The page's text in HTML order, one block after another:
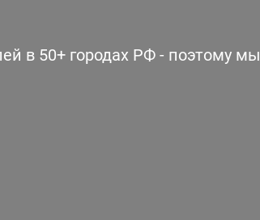
в 50+ городах РФ - поэтому мы